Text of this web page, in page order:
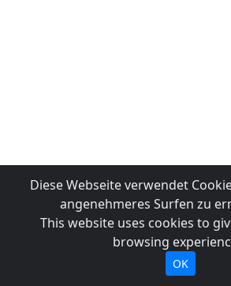
Diese Webseite verwendet
angenehmeres Surfen zu
This website uses cookies to
browsing
OK